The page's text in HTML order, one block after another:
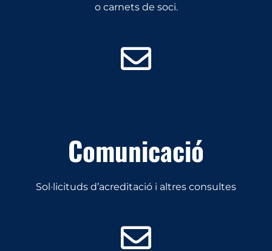
o carnets de soci.
Comunicació
Sol·licituds d’acreditació i altres consultes